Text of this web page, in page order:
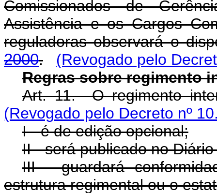
Comissionados de
Assistência e os Cargos
reguladoras observará o
2000.
(Revogado pelo
Regras sobre regimento
Art. 11. O regimento
(Revogado pelo Decreto nº
I - é de edição opcional;
II - será publicado no
III - guardará
estrutura regimental ou o